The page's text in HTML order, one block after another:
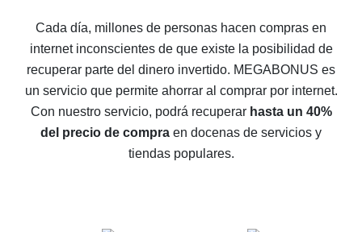
AliExpress
Cómo obtener el reembolso en AliExpress: formas
sencillas de recuperar el dinero
Reembolso del 10% en AliExpress: lo imposible es
posible
El reembolso más rentable en AliExpress: cómo
encontrarlo
Cada día, millones de personas hacen compras en
internet inconscientes de que existe la posibilidad de
recuperar parte del dinero invertido. MEGABONUS es
un servicio que permite ahorrar al comprar por internet.
Con nuestro servicio, podrá recuperar hasta un 40%
del precio de compra en docenas de servicios y
tiendas populares.